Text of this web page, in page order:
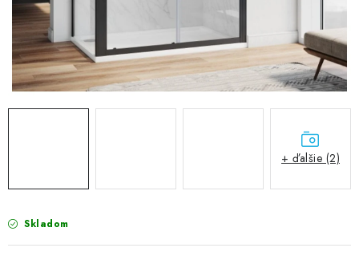
Ochrana osobných údajov GDPR
Kontakty
Formulár na vrátenie tovaru
Skladom
+ ďalšie (2)